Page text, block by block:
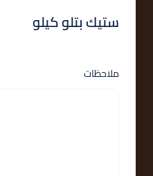
ستيك بتلو كيلو
ملاحظات